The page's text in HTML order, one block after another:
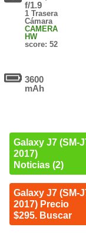
f/1.9
1 Trasera
Cámara
CAMERA
HW
score: 52
3600
mAh
Galaxy J7 (SM-
2017)
Noticias (2)
Galaxy J7 (SM-
2017) Precio
$295. Buscar